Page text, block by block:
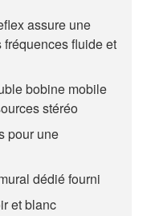
assure une
fluide et
bobine mobile
stéréo
pour une
dédié fourni
et blanc